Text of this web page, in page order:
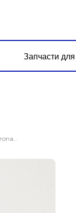
Запчасти